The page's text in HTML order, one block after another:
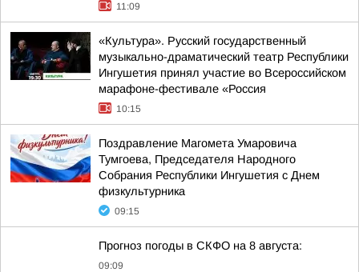
11:09
«Культура». Русский государственный
музыкально-драматический театр Республики
Ингушетия принял участие во Всероссийском
марафоне-фестивале «Россия
10:15
Поздравление Магомета Умаровича
Тумгоева, Председателя Народного
Собрания Республики Ингушетия с Днем
физкультурника
09:15
Прогноз погоды в СКФО на 8 августа:
09:09